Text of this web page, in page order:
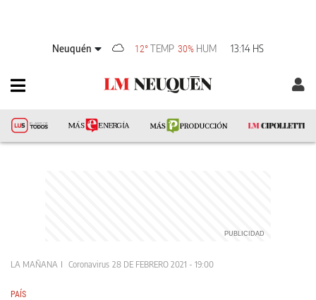
Neuquén 12° TEMP 30% HUM 13:14 HS
LA MAÑANA Coronavirus 28 DE FEBRERO 2021 - 19:00
PAÍS